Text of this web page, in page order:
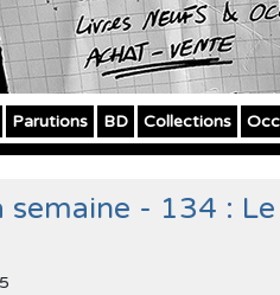
Parutions BD Collections
semaine - 134 :